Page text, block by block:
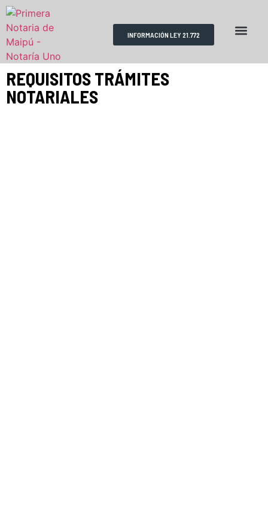
INFORMACIÓN LEY 21.772
REQUISITOS TRÁMITES
NOTARIALES